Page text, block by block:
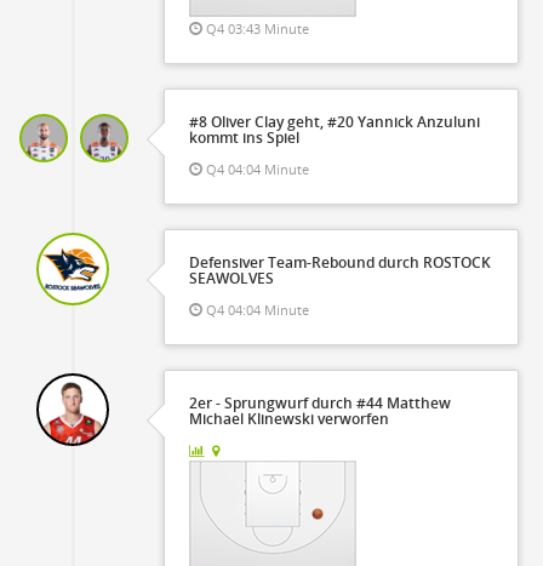
Q4 03:43 Minute
#8 Oliver Clay geht, #20 Yannick Anzuluni
kommt ins Spiel
Q4 04:04 Minute
Defensiver Team-Rebound durch ROSTOCK
SEAWOLVES
Q4 04:04 Minute
2er - Sprungwurf durch #44 Matthew
Michael Klinewski verworfen